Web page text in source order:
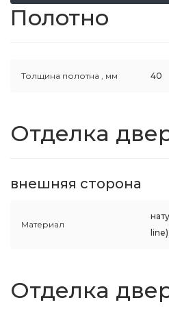
Полотно
Толщина полотна , мм 40
Отделка
внешняя сторона
Материал
Отделка